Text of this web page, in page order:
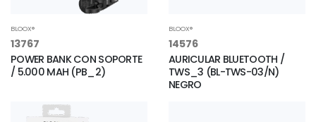
BLOOX®
13767
POWER BANK CON SOPORTE
/ 5.000 MAH (PB_2)
BLOOX®
14576
AURICULAR BLUETOOTH /
TWS_3 (BL-TWS-03/N)
NEGRO